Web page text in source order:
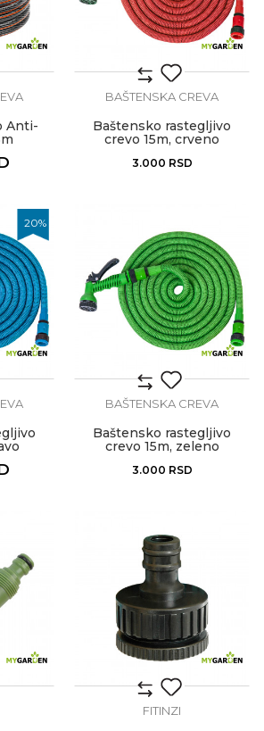
Anti-
BAŠTENSKA CREVA
Baštensko rastegljivo
crevo 15m, crveno
3.000 RSD
20%
BAŠTENSKA CREVA
Baštensko rastegljivo
crevo 15m, zeleno
3.000 RSD
FITINZI